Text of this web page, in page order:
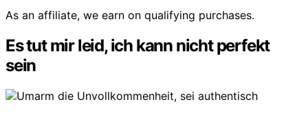
As an affiliate, we earn on qualifying purchases.
Es tut mir leid, ich kann nicht perfekt
sein